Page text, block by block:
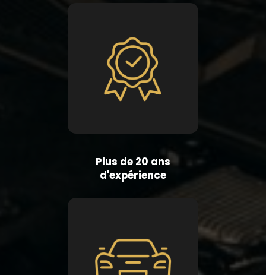
Plus de 20 ans
d'expérience